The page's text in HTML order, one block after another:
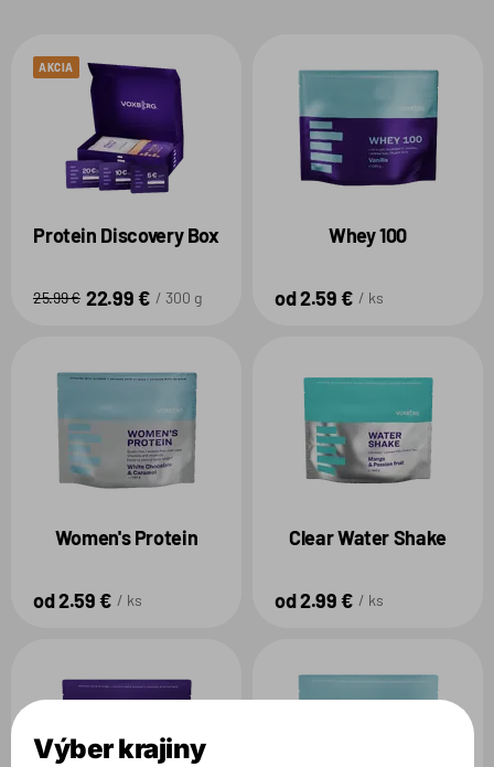
AKCIA
Protein Discovery Box
25.99 € 22.99 € 300 g
Whey 100
od 2.59 € ks
Women's Protein
od 2.59 € ks
Clear Water Shake
od 2.99 € ks
Výber krajiny